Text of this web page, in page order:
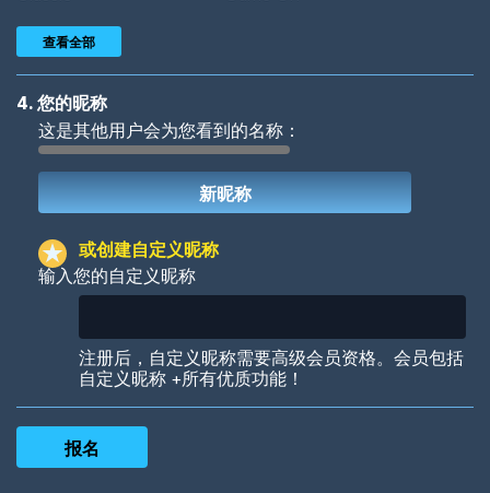
Woof Jungle Cats
查看全部
4. 您的昵称
这是其他用户会为您看到的名称：
或创建自定义昵称
输入您的自定义昵称
注册后，自定义昵称需要高级会员资格。会员包括
自定义昵称 +所有优质功能！